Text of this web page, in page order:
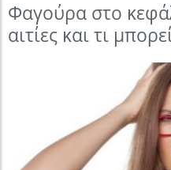
Φαγούρα στο
αιτίες και τι